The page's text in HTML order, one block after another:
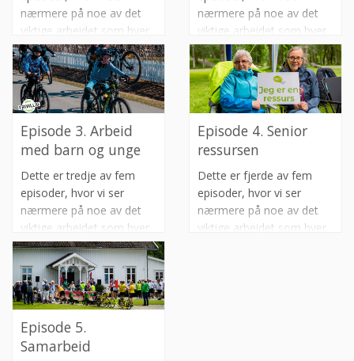
nærmere på noe av det
viktige arbeidet som hver
dag gjøres der ute i
frivilligsentralene. I denne
episoden skal vi se
nærmere på hva
frivilligheten er.
nærmere på noe av det
viktige arbeidet som hver
dag gjøres der ute i
frivilligsentralene. I denne
episoden ser vi nærmere
på hva
hverdagsintegrering er, og
hvordan frivilligsentralene
bidrar til dette.
Episode 3. Arbeid
med barn og unge
Dette er tredje av fem
episoder, hvor vi ser
nærmere på noe av det
viktige arbeidet som hver
dag gjøres der ute i
frivilligsentralene. I denne
episoden skal vi se
nærmere på hva hvordan
frivilligsentralene jobber
med og for barn og unge.
Episode 4. Senior
ressursen
Dette er fjerde av fem
episoder, hvor vi ser
nærmere på noe av det
viktige arbeidet som hver
Episode 5.
Samarbeid